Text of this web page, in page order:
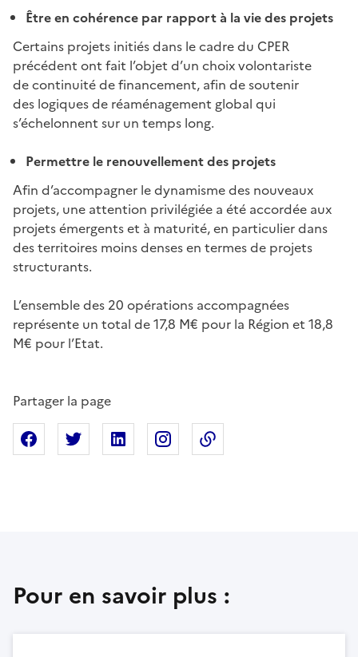
Être en cohérence par rapport à la vie des projets
Certains projets initiés dans le cadre du CPER
précédent ont fait l’objet d’un choix volontariste
de continuité de financement, afin de soutenir
des logiques de réaménagement global qui
s’échelonnent sur un temps long.
Permettre le renouvellement des projets
Afin d’accompagner le dynamisme des nouveaux
projets, une attention privilégiée a été accordée aux
projets émergents et à maturité, en particulier dans
des territoires moins denses en termes de projets
structurants.
L’ensemble des 20 opérations accompagnées
représente un total de 17,8 M€ pour la Région et 18,8
M€ pour l’Etat.
Partager la page
Partager sur Facebook
Partager sur XPartager sur Linkedin
Partager sur Instagram
Pour en savoir plus :